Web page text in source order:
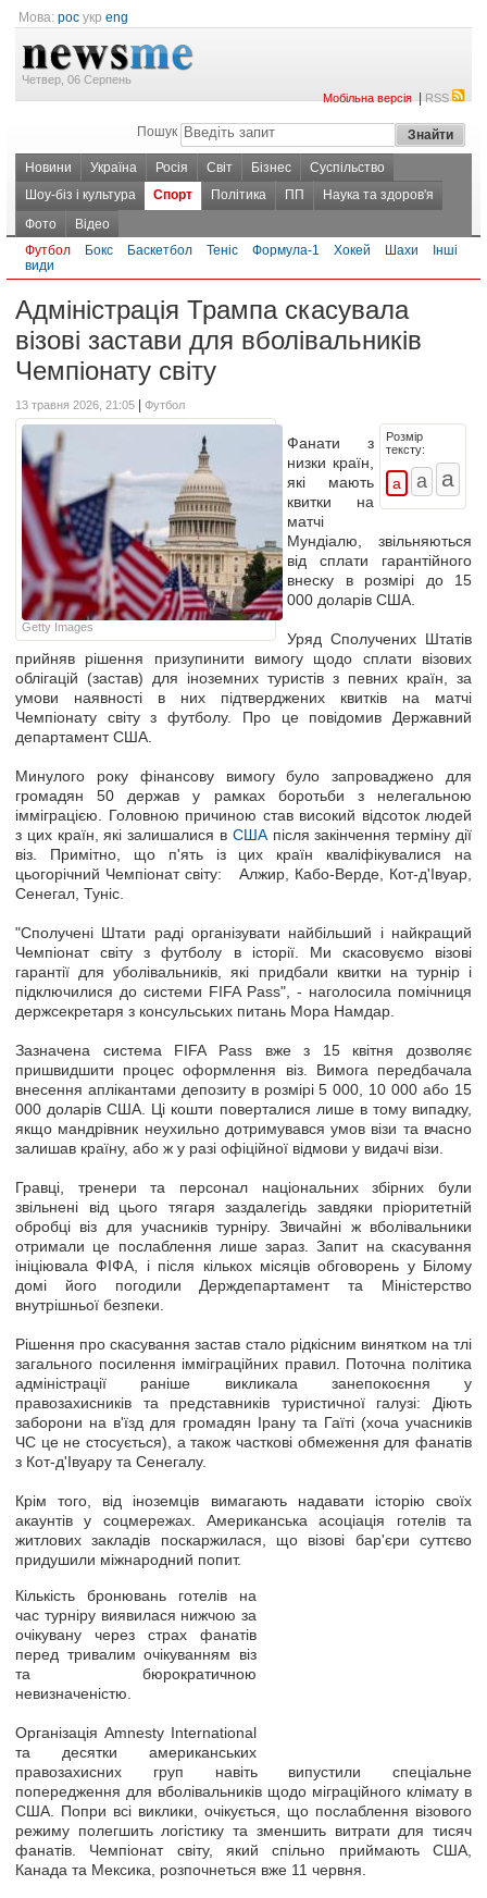
Мова: рос укр eng
Четвер, 06 Серпень
Мобільна версія|RSS
Пошук
Новини Україна Росія Світ Бізнес
Суспільство
Шоу-біз і культура
Спорт Політика ПП
Наука та здоров'я
Фото
Відео
Футбол
Бокс Баскетбол Теніс Формула-1 Хокей Шахи
Інші
види
Адміністрація Трампа скасувала
візові застави для вболівальників
Чемпіонату світу
13 травня 2026, 21:05 Футбол
Getty Images
Розмір
тексту:
Фанати з
низки країн,
які мають
квитки на
матчі
Мундіалю, звільняються
від сплати гарантійного
внеску в розмірі до 15
000 доларів США.
Уряд Сполучених Штатів
прийняв рішення призупинити вимогу щодо сплати візових
облігацій (застав) для іноземних туристів з певних країн, за
умови наявності в них підтверджених квитків на матчі
Чемпіонату світу з футболу. Про це повідомив Державний
департамент США.
Минулого року фінансову вимогу було запроваджено для
громадян 50 держав у рамках боротьби з нелегальною
імміграцією. Головною причиною став високий відсоток людей
з цих країн, які залишалися в СШАпісля закінчення терміну дії
віз. Примітно, що п'ять із цих країн кваліфікувалися на
цьогорічний Чемпіонат світу: Алжир, Кабо-Верде, Кот-д'Івуар,
Сенегал, Туніс.
"Сполучені Штати раді організувати найбільший і найкращий
Чемпіонат світу з футболу в історії. Ми скасовуємо візові
гарантії для уболівальників, які придбали квитки на турнір і
підключилися до системи FIFA Pass", - наголосила помічниця
держсекретаря з консульських питань Мора Намдар.
Зазначена система FIFA Pass вже з 15 квітня дозволяє
пришвидшити процес оформлення віз. Вимога передбачала
внесення аплікантами депозиту в розмірі 5 000, 10 000 або 15
000 доларів США. Ці кошти поверталися лише в тому випадку,
якщо мандрівник неухильно дотримувався умов візи та вчасно
залишав країну, або ж у разі офіційної відмови у видачі візи.
Гравці, тренери та персонал національних збірних були
звільнені від цього тягаря заздалегідь завдяки пріоритетній
обробці віз для учасників турніру. Звичайні ж вболівальники
отримали це послаблення лише зараз. Запит на скасування
ініціювала ФІФА, і після кількох місяців обговорень у Білому
домі його погодили Держдепартамент та Міністерство
внутрішньої безпеки.
Рішення про скасування застав стало рідкісним винятком на тлі
загального посилення імміграційних правил. Поточна політика
адміністрації раніше викликала занепокоєння у
правозахисників та представників туристичної галузі: Діють
заборони на в'їзд для громадян Ірану та Гаїті (хоча учасників
ЧС це не стосується), а також часткові обмеження для фанатів
з Кот-д'Івуару та Сенегалу.
Крім того, від іноземців вимагають надавати історію своїх
акаунтів у соцмережах. Американська асоціація готелів та
житлових закладів поскаржилася, що візові бар'єри суттєво
придушили міжнародний попит.
Кількість бронювань готелів на
час турніру виявилася нижчою за
очікувану через страх фанатів
перед тривалим очікуванням віз
та бюрократичною
невизначеністю.
Організація Amnesty International
та десятки американських
правозахисних груп навіть випустили спеціальне
попередження для вболівальників щодо міграційного клімату в
США. Попри всі виклики, очікується, що послаблення візового
режиму полегшить логістику та зменшить витрати для тисяч
фанатів. Чемпіонат світу, який спільно приймають США,
Канада та Мексика, розпочнеться вже 11 червня.